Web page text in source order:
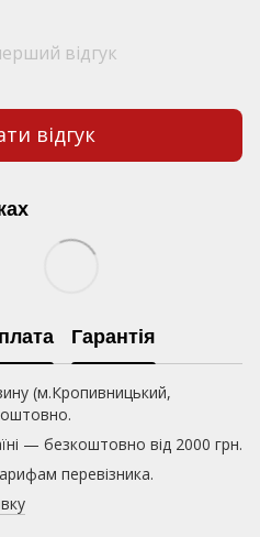
відгук
відгук
Гарантія
(м.Кропивницький,
— безкоштовно від 2000 грн.
перевізника.